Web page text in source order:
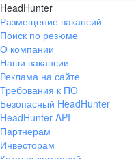
HeadHunter
Размещение вакансий
Поиск по резюме
О компании
Наши вакансии
Реклама на сайте
Требования к ПО
Безопасный HeadHunter
HeadHunter API
Партнерам
Инвесторам